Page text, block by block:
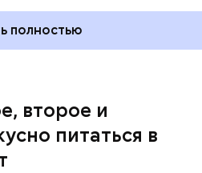
полностью
второе и
питаться в